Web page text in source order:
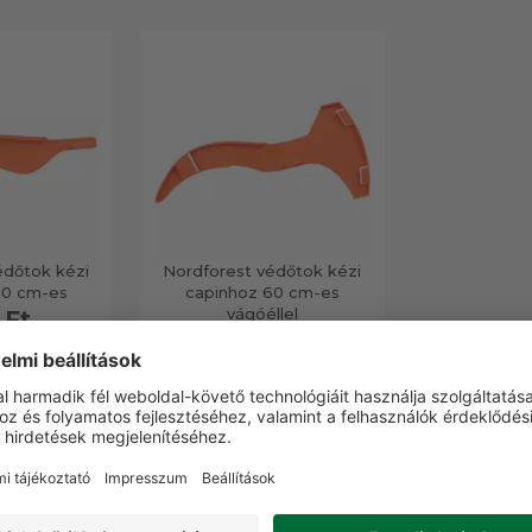
kézi
cm-es
Ft
Nordforest védőtok kézi
capinhoz 60 cm-es
vágóéllel